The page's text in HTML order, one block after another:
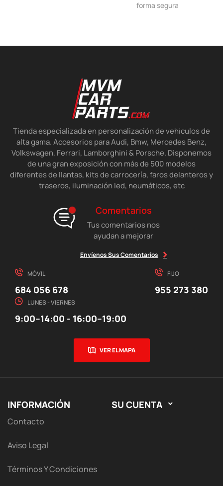
forma segura
Tienda especializada en personalización de vehículos de
alta gama. Accesorios para Audi, Bmw, Mercedes Benz,
Volkswagen, Ferrari, Lamborghini & Porsche. Disponemos
de una gran exposición con más de 500 modelos
diferentes de llantas, kits de carrocería, faros delanteros y
traseros, iluminación led, neumáticos, etc
Comentarios
Tus comentarios nos
ayudan a mejorar
Envíenos Sus Comentarios
MÓVIL
684 056 678
FIJO
955 273 380
LUNES - VIERNES
9:00–14:00 - 16:00–19:00
VER EL MAPA
INFORMACIÓN
Contacto
Aviso Legal
Términos Y Condiciones
SU CUENTA 